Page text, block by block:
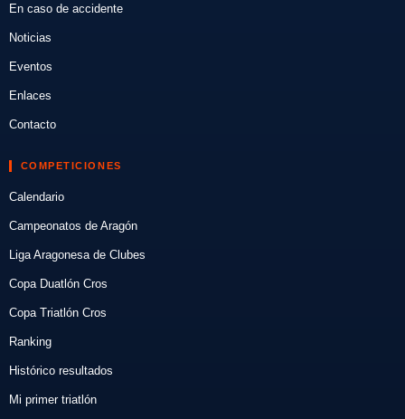
En caso de accidente
Noticias
Eventos
Enlaces
Contacto
COMPETICIONES
Calendario
Campeonatos de Aragón
Liga Aragonesa de Clubes
Copa Duatlón Cros
Copa Triatlón Cros
Ranking
Histórico resultados
Mi primer triatlón